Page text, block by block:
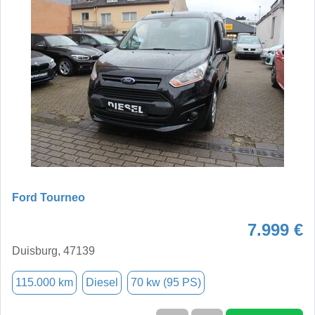
Ford Tourneo
7.999 €
Duisburg, 47139
115.000 km Diesel 70 kw (95 PS)